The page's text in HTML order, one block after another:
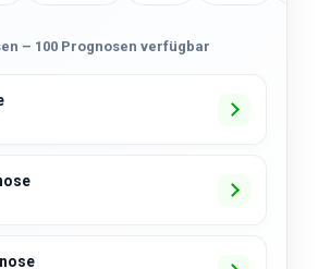
– 100 Prognosen verfügbar